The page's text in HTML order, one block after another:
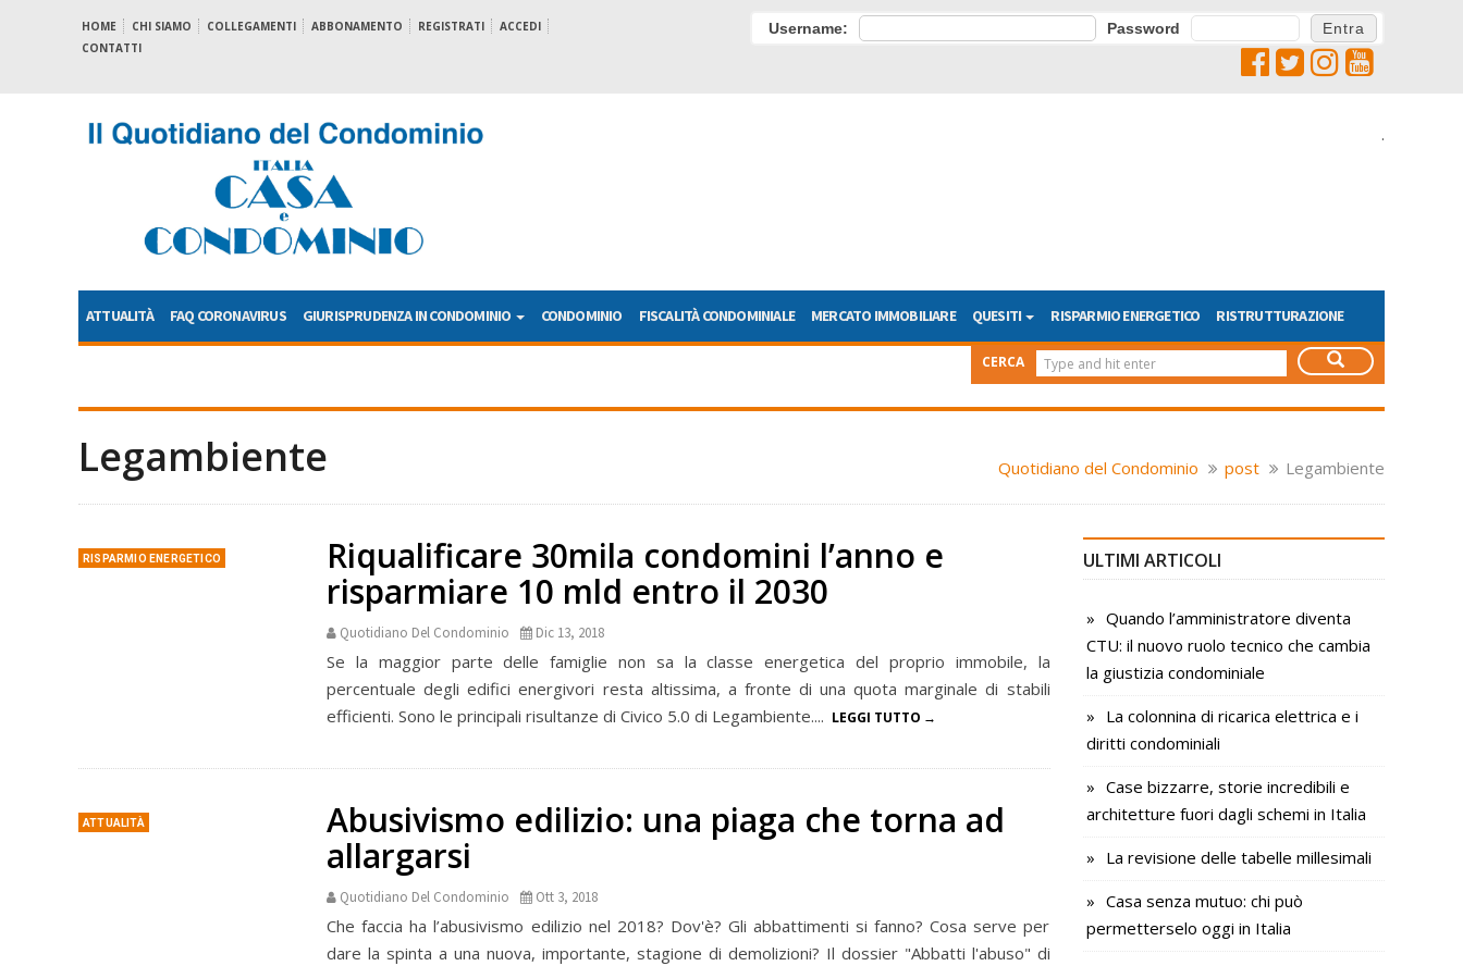
HOME CHI SIAMO COLLEGAMENTI ABBONAMENTO REGISTRATI
ACCEDI
CONTATTI
Username: Password
.
ATTUALITÀ FAQ CORONAVIRUS GIURISPRUDENZA IN CONDOMINIO CONDOMINIO FISCALITÀ CONDOMINIALE MERCATO IMMOBILIARE QUESITI RISPARMIO ENERGETICO RISTRUTTURAZIONE
CERCA
Legambiente Quotidiano del Condominio post Legambiente
RISPARMIO ENERGETICO
Riqualificare 30mila condomini l’anno e
risparmiare 10 mld entro il 2030
Quotidiano Del Condominio Dic 13, 2018
Se la maggior parte delle famiglie non sa la classe energetica del proprio immobile, la
percentuale degli edifici energivori resta altissima, a fronte di una quota marginale di stabili
efficienti. Sono le principali risultanze di Civico 5.0 di Legambiente.... LEGGI TUTTO
ATTUALITÀ
Abusivismo edilizio: una piaga che torna ad
allargarsi
Quotidiano Del Condominio Ott 3, 2018
Che faccia ha l’abusivismo edilizio nel 2018? Dov'è? Gli abbattimenti si fanno? Cosa serve per
dare la spinta a una nuova, importante, stagione di demolizioni? Il dossier "Abbatti l'abuso" di
ULTIMI ARTICOLI
Quando l’amministratore diventa
CTU: il nuovo ruolo tecnico che cambia
la giustizia condominiale
La colonnina di ricarica elettrica e i
diritti condominiali
Case bizzarre, storie incredibili e
architetture fuori dagli schemi in Italia
La revisione delle tabelle millesimali
Casa senza mutuo: chi può
permetterselo oggi in Italia